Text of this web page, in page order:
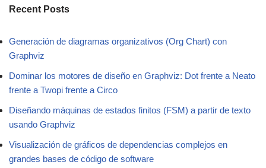
Recent Posts
Generación de diagramas organizativos (Org Chart) con
Graphviz
Dominar los motores de diseño en Graphviz: Dot frente a Neato
frente a Twopi frente a Circo
Diseñando máquinas de estados finitos (FSM) a partir de texto
usando Graphviz
Visualización de gráficos de dependencias complejos en
grandes bases de código de software